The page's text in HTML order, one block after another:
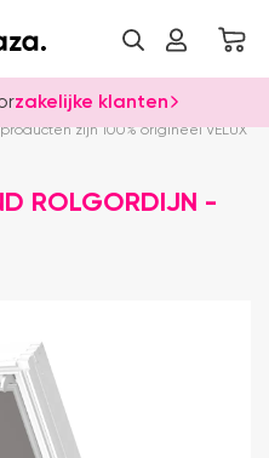
zakelijke klanten
VELUX Dealer
zijn 100% origineel VELUX
ROLGORDIJN -